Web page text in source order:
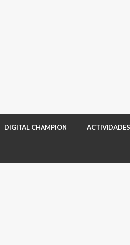
DIGITAL CHAMPION ACTIVIDADES